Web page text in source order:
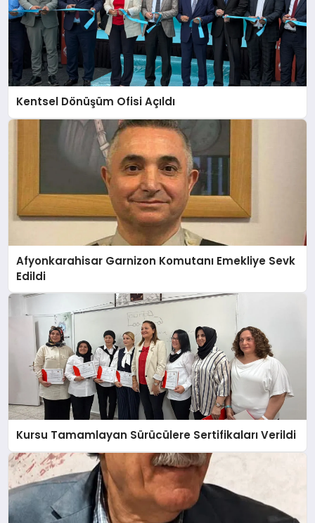
Kentsel Dönüşüm Ofisi Açıldı
Afyonkarahisar Garnizon Komutanı Emekliye Sevk
Edildi
Kursu Tamamlayan Sürücülere Sertifikaları Verildi